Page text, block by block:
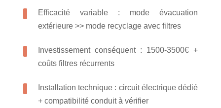
Efficacité variable : mode évacuation
extérieure >> mode recyclage avec filtres
Investissement conséquent : 1500-3500€ +
coûts filtres récurrents
Installation technique : circuit électrique dédié
+ compatibilité conduit à vérifier